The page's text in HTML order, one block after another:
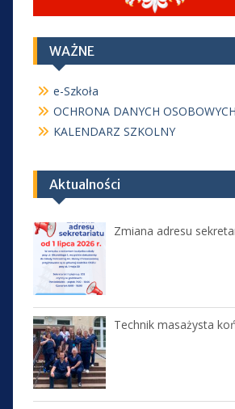
WAŻNE
e-Szkoła
OCHRONA DANYCH OSOBOWYCH
KALENDARZ SZKOLNY
Aktualności
Zmiana adresu
Technik masażysta